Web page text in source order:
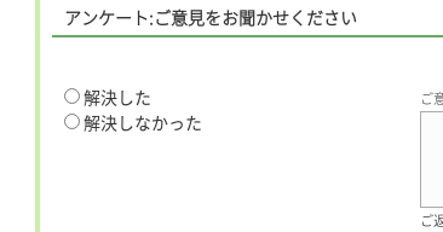
アンケート:ご意見をお聞かせください
解決した
解決しなかった
ご
ご